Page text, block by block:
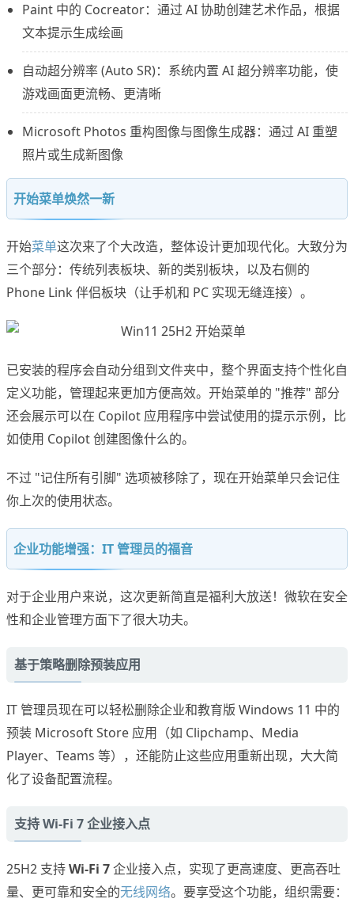
Paint 中的 Cocreator：通过 AI 协助创建艺术作品，根据
文本提示生成绘画
自动超分辨率 (Auto SR)：系统内置 AI 超分辨率功能，使
游戏画面更流畅、更清晰
Microsoft Photos 重构图像与图像生成器：通过 AI 重塑
照片或生成新图像
开始菜单焕然一新
开始菜单这次来了个大改造，整体设计更加现代化。大致分为
三个部分：传统列表板块、新的类别板块，以及右侧的
Phone Link 伴侣板块（让手机和 PC 实现无缝连接）。
已安装的程序会自动分组到文件夹中，整个界面支持个性化自
定义功能，管理起来更加方便高效。开始菜单的 "推荐" 部分
还会展示可以在 Copilot 应用程序中尝试使用的提示示例，比
如使用 Copilot 创建图像什么的。
不过 "记住所有引脚" 选项被移除了，现在开始菜单只会记住
你上次的使用状态。
企业功能增强：IT 管理员的福音
对于企业用户来说，这次更新简直是福利大放送！微软在安全
性和企业管理方面下了很大功夫。
基于策略删除预装应用
IT 管理员现在可以轻松删除企业和教育版 Windows 11 中的
预装 Microsoft Store 应用（如 Clipchamp、Media
Player、Teams 等），还能防止这些应用重新出现，大大简
化了设备配置流程。
支持 Wi-Fi 7 企业接入点
25H2 支持Wi-Fi 7企业接入点，实现了更高速度、更高吞吐
量、更可靠和安全的无线网络。要享受这个功能，组织需要：